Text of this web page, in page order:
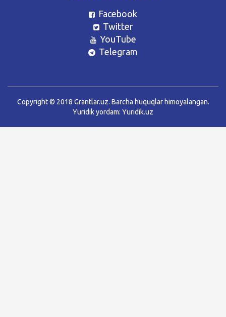
Facebook
Twitter
YouTube
Telegram
Copyright © 2018 Grantlar.uz. Barcha huquqlar himoyalangan.
Yuridik yordam: Yuridik.uz